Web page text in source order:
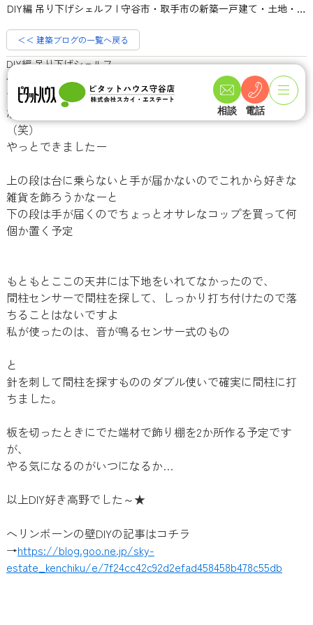
DIY編 吊り下げシェルフ | 守谷市・取手市の新築一戸建て・土地・一軒家購入情報ならピタットハウス守谷店 スカイ・エステート
相談 電話
＜＜ 建築ブログの一覧へ戻る
DIY編 吊り下げシェルフ
何か月も前からずっとやりたいなぁと思って、材料は買っ
ていたものの…
なかなかゆっくりやる時間がなく放置になっていた材料
（笑）
やっとできましたー
上の段は台に乗らないと手が届かないのでこれから好きな
雑貨を飾ろうかなーと
下の段は手が届くのでちょっとオサレなコップを買って何
個か置く予定
もともとここの天井には下地をいれてなかったので、
間柱センサーで間柱を探して、しっかり打ち付けたので落
ちることはないですよ
私が使ったのは、音が鳴るセンサー式のもの
と
針を刺して間柱を探すもののダブル使いで確実に間柱に打
ちました。
板を切ったときにでた端材で飾り棚を2か所作る予定です
が、
やる気になるのがいつになるか…
以上DIY好き高野でした～★
ヘリンボーンの壁DIYの記事はコチラ
→https://blog.goo.ne.jp/sky-
estate_kenchiku/e/7f24cc42c92d2efad458458b478c55db